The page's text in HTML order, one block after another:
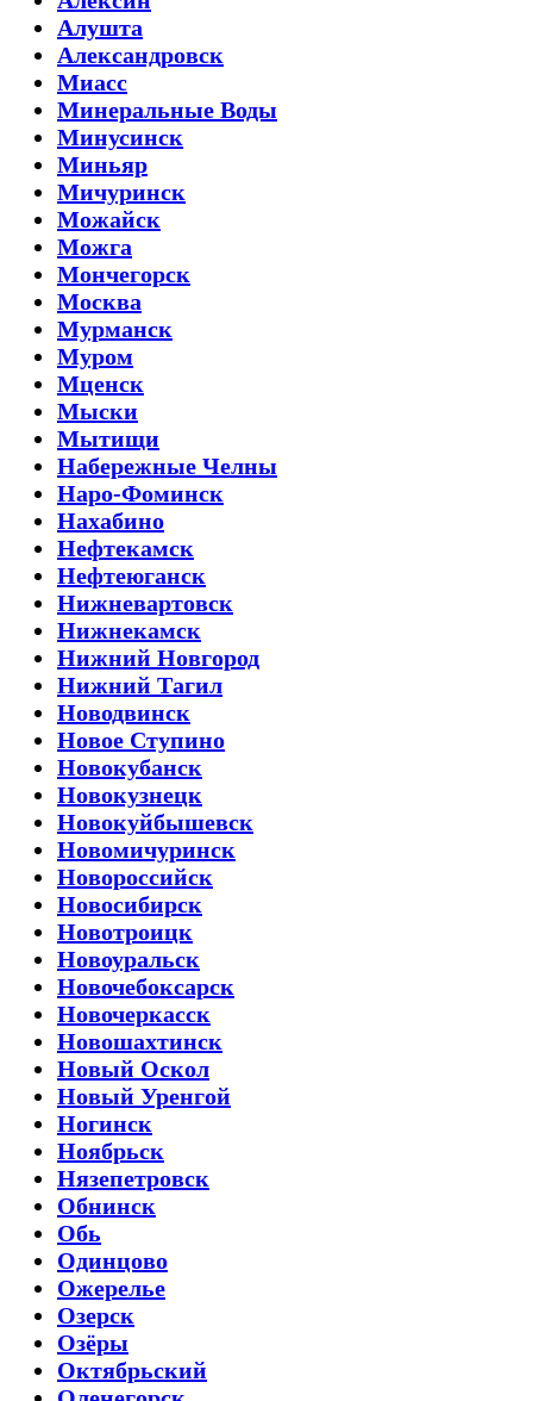
Алушта
Александровск
Миасс
Минеральные Воды
Минусинск
Миньяр
Мичуринск
Можайск
Можга
Мончегорск
Москва
Мурманск
Муром
Мценск
Мыски
Мытищи
Набережные Челны
Наро-Фоминск
Нахабино
Нефтекамск
Нефтеюганск
Нижневартовск
Нижнекамск
Нижний Новгород
Нижний Тагил
Новодвинск
Новое Ступино
Новокубанск
Новокузнецк
Новокуйбышевск
Новомичуринск
Новороссийск
Новосибирск
Новотроицк
Новоуральск
Новочебоксарск
Новочеркасск
Новошахтинск
Новый Оскол
Новый Уренгой
Ногинск
Ноябрьск
Нязепетровск
Обнинск
Обь
Одинцово
Ожерелье
Озерск
Озёры
Октябрьский